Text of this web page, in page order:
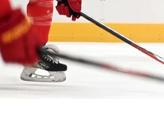
shop
fragen & hilfe
unterstützen
abo